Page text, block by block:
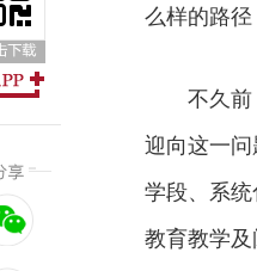
么样的路径
不久前，
迎向这一
学段、系
教育教学及